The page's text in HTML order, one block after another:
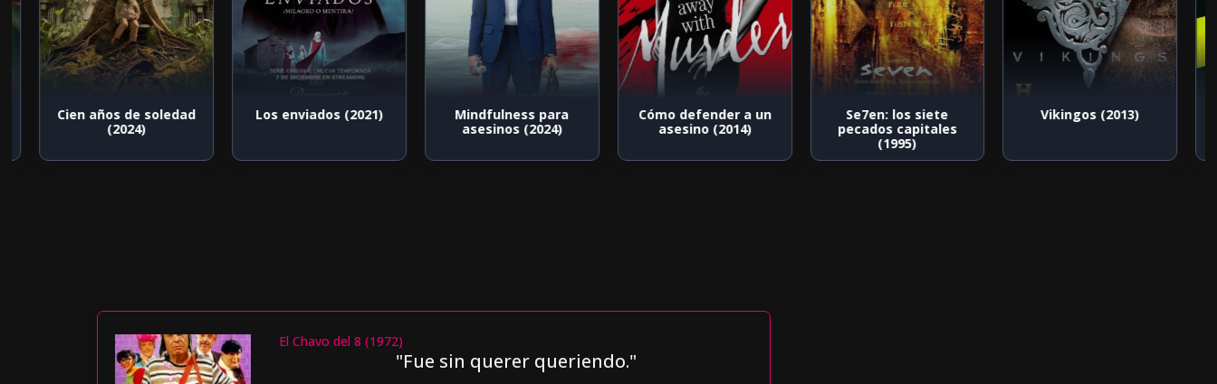
Cien años de soledad
(2024)
Los enviados (2021)
Mindfulness para
asesinos (2024)
Cómo defender a un
asesino (2014)
Se7en: los siete
pecados capitales
(1995)
Vikingos (2013)
El Chavo del 8 (1972)
"Fue sin querer queriendo."